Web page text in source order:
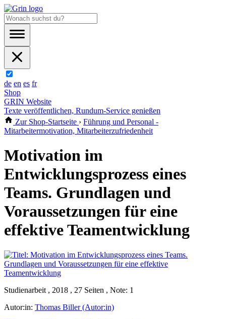
de en es fr
Shop
GRIN Website
Texte veröffentlichen, Rundum-Service genießen
Zur Shop-Startseite › Führung und Personal -
Mitarbeitermotivation, Mitarbeiterzufriedenheit
Motivation im
Entwicklungsprozess eines
Teams. Grundlagen und
Voraussetzungen für eine
effektive Teamentwicklung
Studienarbeit , 2018 , 27 Seiten , Note: 1
Autor:in: Thomas Biller (Autor:in)